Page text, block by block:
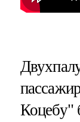
Коцебу"